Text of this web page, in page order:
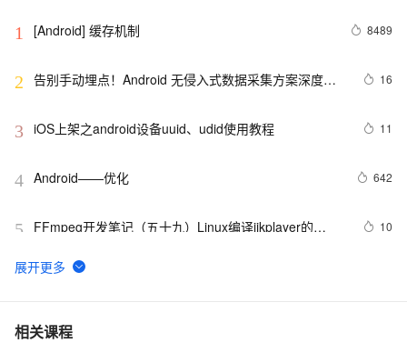
1 [Android] 缓存机制 8489
2 告别手动埋点！Android 无侵入式数据采集方案深度解
16
3 iOS上架之android设备uuid、udid使用教程 11
4 Android——优化 642
5
FFmpeg开发笔记（五十九）Linux编译ijkplayer的
10
6 申请google android map api key
7 Android第二十期 - 微信的主体构架
相关课程